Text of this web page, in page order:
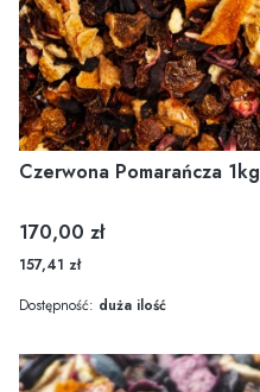
Czerwona Pomarańcza 1kg
Cena
170,00 zł
157,41 zł
Dostępność: duża ilość